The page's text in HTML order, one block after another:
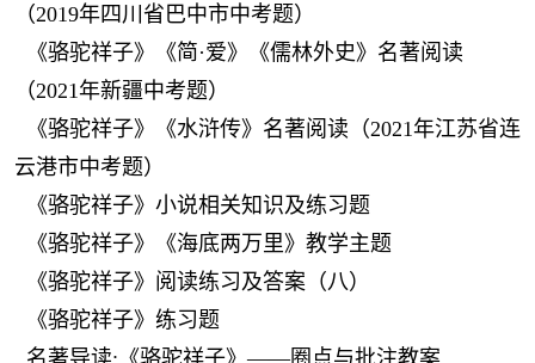
（2019年四川省巴中市中考题）
《骆驼祥子》《简·爱》《儒林外史》名著阅读
（2021年新疆中考题）
《骆驼祥子》《水浒传》名著阅读（2021年江苏省连
云港市中考题）
《骆驼祥子》小说相关知识及练习题
《骆驼祥子》《海底两万里》教学主题
《骆驼祥子》阅读练习及答案（八）
《骆驼祥子》练习题
名著导读:《骆驼祥子》——圈点与批注教案